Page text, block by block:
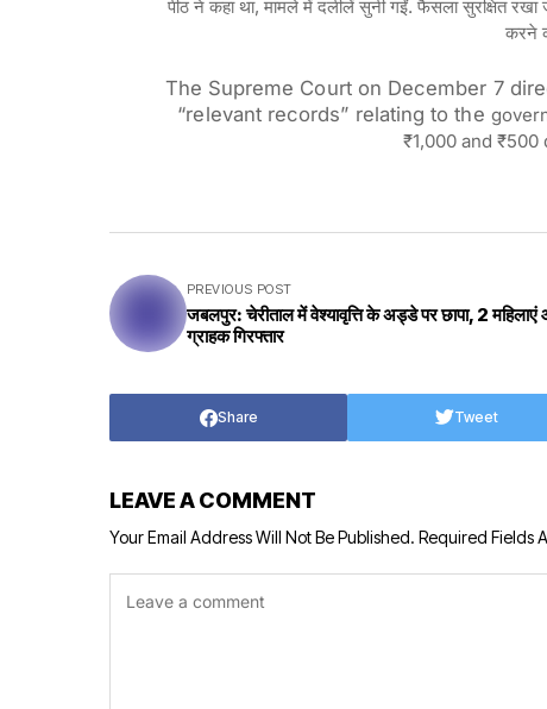
पीठ ने कहा था, मामले में दलीलें सुनी गईं. फैसला सुरक्षित रखा
करने
The Supreme Court on December 7
“relevant records” relating to the
₹1,000 and
PREVIOUS POST
जबलपुर: चेरीताल में वेश्यावृत्ति के अड्डे पर छापा, 2 महिलाएं
ग्राहक गिरफ्तार
Share Tweet
LEAVE A COMMENT
Your Email Address Will Not Be Published. Required Fields